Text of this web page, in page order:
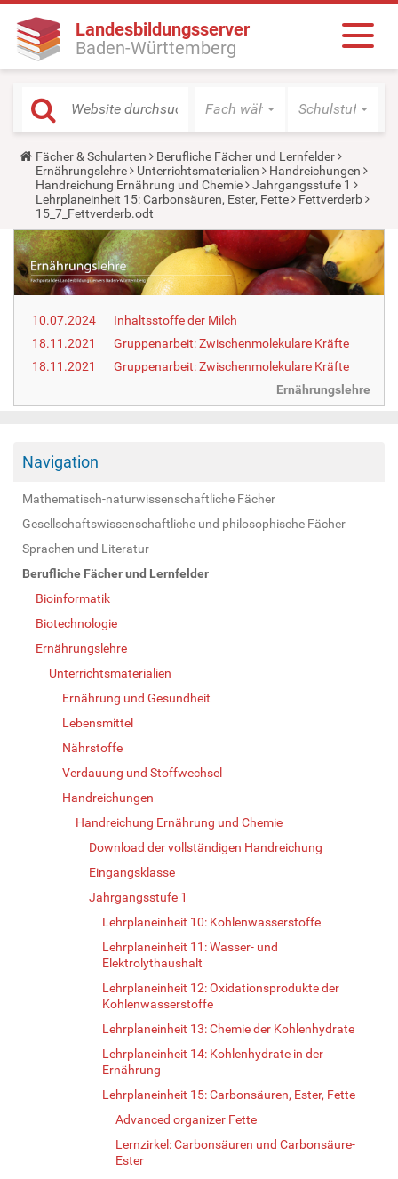
Landesbildungsserver
Baden-Württemberg
Fach wählen Schulstufe
Y
o
u
a
r
e
h
e
r
e
:
Fächer & Schularten
Berufliche Fächer und Lernfelder
Ernährungslehre
Unterrichtsmaterialien
Handreichungen
Handreichung Ernährung und Chemie
Jahrgangsstufe 1
Lehrplaneinheit 15: Carbonsäuren, Ester, Fette
Fettverderb
15_7_Fettverderb.odt
10.07.2024
Inhaltsstoffe der Milch
18.11.2021
Gruppenarbeit: Zwischenmolekulare Kräfte
18.11.2021
Gruppenarbeit: Zwischenmolekulare Kräfte
Ernährungslehre
Navigation
Mathematisch-naturwissenschaftliche Fächer
Gesellschaftswissenschaftliche und philosophische Fächer
Sprachen und Literatur
Berufliche Fächer und Lernfelder
Bioinformatik
Biotechnologie
Ernährungslehre
Unterrichtsmaterialien
Ernährung und Gesundheit
Lebensmittel
Nährstoffe
Verdauung und Stoffwechsel
Handreichungen
Handreichung Ernährung und Chemie
Download der vollständigen Handreichung
Eingangsklasse
Jahrgangsstufe 1
Lehrplaneinheit 10: Kohlenwasserstoffe
Lehrplaneinheit 11: Wasser- und
Elektrolythaushalt
Lehrplaneinheit 12: Oxidationsprodukte der
Kohlenwasserstoffe
Lehrplaneinheit 13: Chemie der Kohlenhydrate
Lehrplaneinheit 14: Kohlenhydrate in der
Ernährung
Lehrplaneinheit 15: Carbonsäuren, Ester, Fette
Advanced organizer Fette
Lernzirkel: Carbonsäuren und Carbonsäure-
Ester